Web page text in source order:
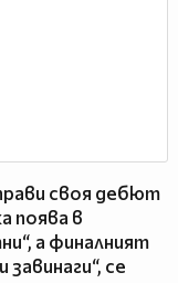
своя дебют
поява в
а финалният
се